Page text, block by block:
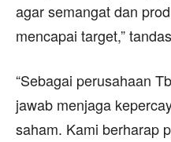
agar semangat dan
mencapai target,”
“Sebagai perusahaan
jawab menjaga
saham. Kami berharap